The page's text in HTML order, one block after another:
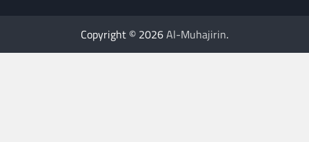
Copyright © 2026Al-Muhajirin.